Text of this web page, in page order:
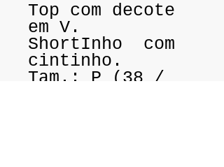
Top com decote
em V.
ShortInho com
cintinho.
Tam.: P (38 /